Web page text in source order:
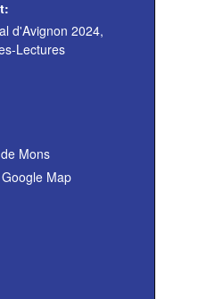
d'Avignon 2024,
Lectures
Mons
Map